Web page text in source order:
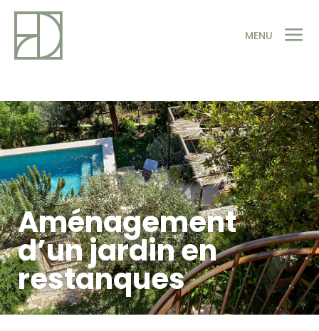
MENU a
Aménagement
d’un jardin en
restanques